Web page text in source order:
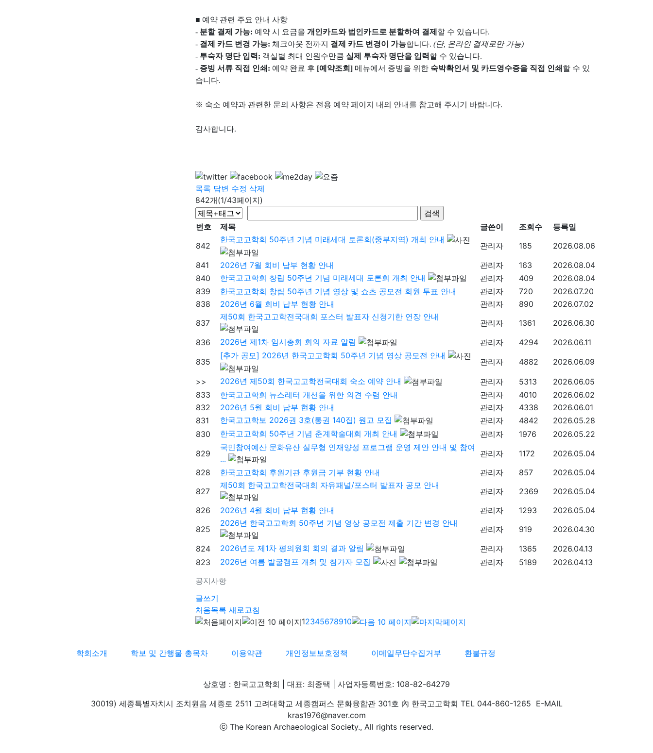
■ 예약 관련 주요 안내 사항
- 분할 결제 가능: 예약 시 요금을 개인카드와 법인카드로 분할하여 결제 할 수 있습니다.
- 결제 카드 변경 가능: 체크아웃 전까지 결제 카드 변경이 가능합니다. (단, 온라인 결제로만 가능)
- 투숙자 명단 입력: 객실별 최대 인원수만큼 실제 투숙자 명단을 입력 할 수 있습니다.
- 증빙 서류 직접 인쇄: 예약 완료 후 [예약조회] 메뉴에서 증빙을 위한 숙박확인서 및 카드영수증을 직접 인쇄 할 수 있
습니다.
※ 숙소 예약과 관련한 문의 사항은 전용 예약 페이지 내의 안내를 참고해 주시기 바랍니다.
감사합니다.
목록 답변 수정 삭제
842개(1/43페이지)
공지사항
번호 제목 글쓴이 조회수
등록일
842
한국고고학회 50주년 기념 미래세대 토론회(중부지역) 개최 안내
관리자 185
2026.08.06
841
2026년 7월 회비 납부 현황 안내 관리자 163
2026.08.04
840
한국고고학회 창립 50주년 기념 미래세대 토론회 개최 안내 관리자 409
2026.08.04
839
한국고고학회 창립 50주년 기념 영상 및 쇼츠 공모전 회원 투표 안내 관리자 720
2026.07.20
838
2026년 6월 회비 납부 현황 안내 관리자 890
2026.07.02
837
제50회 한국고고학전국대회 포스터 발표자 신청기한 연장 안내
관리자 1361
2026.06.30
836
2026년 제1차 임시총회 회의 자료 알림 관리자 4294
2026.06.11
835
[추가 공모] 2026년 한국고고학회 50주년 기념 영상 공모전 안내
관리자 4882 2026.06.09
>> 2026년 제50회 한국고고학전국대회 숙소 예약 안내 관리자 5313
2026.06.05
833
한국고고학회 뉴스레터 개선을 위한 의견 수렴 안내 관리자 4010
2026.06.02
832
2026년 5월 회비 납부 현황 안내 관리자 4338
2026.06.01
831
한국고고학보 2026권 3호(통권 140집) 원고 모집 관리자 4842
2026.05.28
830
한국고고학회 50주년 기념 춘계학술대회 개최 안내 관리자 1976
2026.05.22
829
국민참여예산 문화유산 실무형 인재양성 프로그램 운영 제안 안내 및 참여
...
관리자 1172
2026.05.04
828
한국고고학회 후원기관 후원금 기부 현황 안내 관리자 857
2026.05.04
827
제50회 한국고고학전국대회 자유패널/포스터 발표자 공모 안내
관리자 2369
2026.05.04
826
2026년 4월 회비 납부 현황 안내 관리자 1293
2026.05.04
825
2026년 한국고고학회 50주년 기념 영상 공모전 제출 기간 변경 안내
관리자 919
2026.04.30
824
2026년도 제1차 평의원회 회의 결과 알림 관리자 1365
2026.04.13
823
2026년 여름 발굴캠프 개최 및 참가자 모집 관리자 5189 2026.04.13
글쓰기
처음목록 새로고침
12345678910
학회소개 학보 및 간행물 총목차 이용약관 개인정보보호정책 이메일무단수집거부 환불규정
상호명 : 한국고고학회 | 대표: 최종택 | 사업자등록번호: 108-82-64279
30019) 세종특별자치시 조치원읍 세종로 2511 고려대학교 세종캠퍼스 문화융합관 301호 內 한국고고학회 TEL 044-860-1265 E-MAIL
kras1976@naver.com
ⓒ The Korean Archaeological Society., All rights reserved.